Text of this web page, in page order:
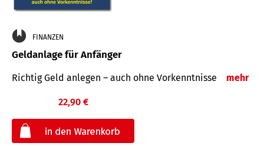
FINANZEN
Geldanlage für Anfänger
Richtig Geld anlegen – auch ohne Vorkenntnisse mehr
22,90 €